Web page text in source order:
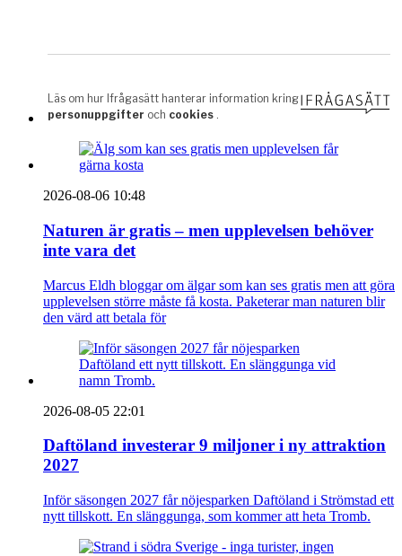
2026-08-06 10:48
Naturen är gratis – men upplevelsen behöver
inte vara det
Marcus Eldh bloggar om älgar som kan ses gratis men att göra
upplevelsen större måste få kosta. Paketerar man naturen blir
den värd att betala för
2026-08-05 22:01
Daftöland investerar 9 miljoner i ny attraktion
2027
Inför säsongen 2027 får nöjesparken Daftöland i Strömstad ett
nytt tillskott. En slänggunga, som kommer att heta Tromb.